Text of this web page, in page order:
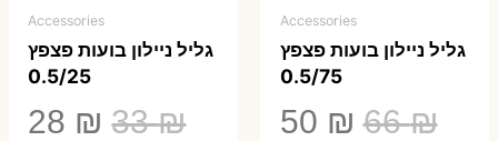
Accessories
גליל ניילון בועות פצפץ
0.5/75
66₪
המחיר
50 ₪
Accessories
גליל ניילון בועות פצפץ
0.5/25
33₪
המחיר
28 ₪